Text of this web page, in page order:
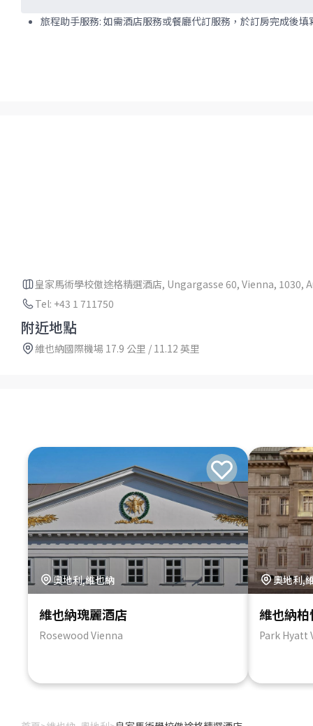
旅程助手服務: 如需酒店服務或餐廳代訂服務，於訂房完成後
皇家馬術學校傲途格精選酒店, Ungargasse 60, Vienna, 1030,
Tel: +43 1 711750
附近地點
維也納國際機場 17.9 公里 / 11.12 英里
奧地利,維也納
維也納瑰麗酒店
Rosewood Vienna
奧地利,
維也納
Park Hyatt